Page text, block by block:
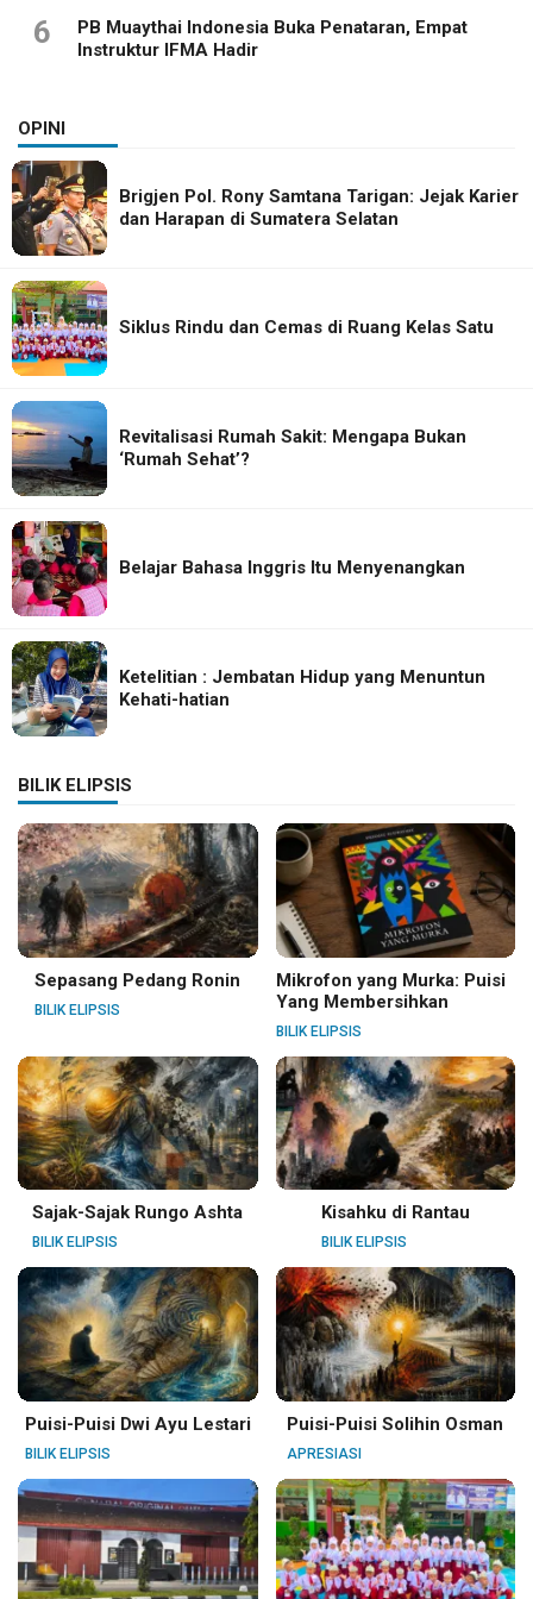
6
PB Muaythai Indonesia Buka Penataran, Empat
Instruktur IFMA Hadir
OPINI
Brigjen Pol. Rony Samtana Tarigan: Jejak Karier
dan Harapan di Sumatera Selatan
Siklus Rindu dan Cemas di Ruang Kelas Satu
Revitalisasi Rumah Sakit: Mengapa Bukan
‘Rumah Sehat’?
Belajar Bahasa Inggris Itu Menyenangkan
Ketelitian : Jembatan Hidup yang Menuntun
Kehati-hatian
BILIK ELIPSIS
Sepasang Pedang Ronin
BILIK ELIPSIS
Mikrofon yang Murka: Puisi
Yang Membersihkan
BILIK ELIPSIS
Sajak-Sajak Rungo Ashta
BILIK ELIPSIS
Kisahku di Rantau
BILIK ELIPSIS
Puisi-Puisi Dwi Ayu Lestari
BILIK ELIPSIS
Puisi-Puisi Solihin Osman
APRESIASI